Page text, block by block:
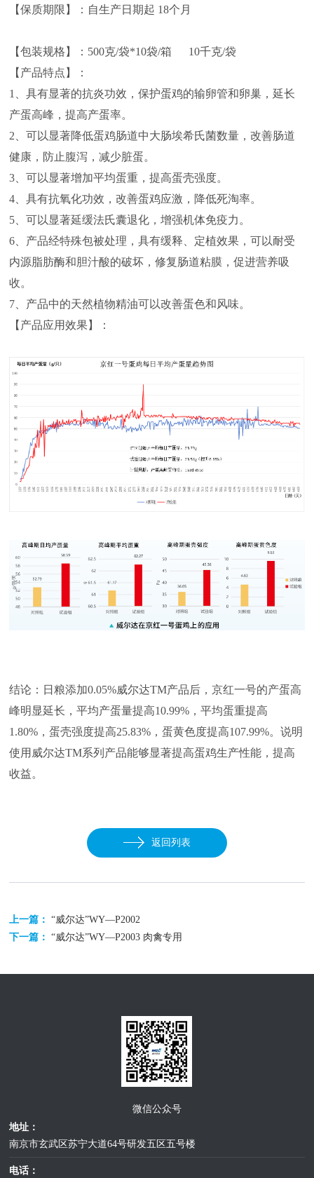
【保质期限】：自生产日期起 18个月
【包装规格】：500克/袋*10袋/箱 10千克/袋
【产品特点】：
1、具有显著的抗炎功效，保护蛋鸡的输卵管和卵巢，延长
产蛋高峰，提高产蛋率。
2、可以显著降低蛋鸡肠道中大肠埃希氏菌数量，改善肠道
健康，防止腹泻，减少脏蛋。
3、可以显著增加平均蛋重，提高蛋壳强度。
4、具有抗氧化功效，改善蛋鸡应激，降低死淘率。
5、可以显著延缓法氏囊退化，增强机体免疫力。
6、产品经特殊包被处理，具有缓释、定植效果，可以耐受
内源脂肪酶和胆汁酸的破坏，修复肠道粘膜，促进营养吸
收。
7、产品中的天然植物精油可以改善蛋色和风味。
【产品应用效果】：
结论：日粮添加0.05%威尔达TM产品后，京红一号的产蛋高
峰明显延长，平均产蛋量提高10.99%，平均蛋重提高
1.80%，蛋壳强度提高25.83%，蛋黄色度提高107.99%。说明
使用威尔达TM系列产品能够显著提高蛋鸡生产性能，提高
收益。
返回列表
上一篇：“威尔达”WY—P2002
下一篇：“威尔达”WY—P2003 肉禽专用
微信公众号
地址：
南京市玄武区苏宁大道64号研发五区五号楼
电话：